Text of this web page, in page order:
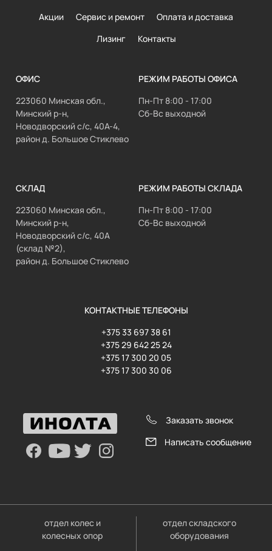
Акции Сервис и ремонт
Оплата и доставка
Лизинг
Контакты
ОФИС
223060 Минская обл.,
Минский р-н,
Новодворский с/с, 40А-4,
район д. Большое Стиклево
РЕЖИМ РАБОТЫ ОФИСА
Пн-Пт 8:00 - 17:00
Сб-Вс выходной
СКЛАД
223060 Минская обл.,
Минский р-н,
Новодворский с/с, 40А
(склад №2),
район д. Большое Стиклево
РЕЖИМ РАБОТЫ СКЛАДА
Пн-Пт 8:00 - 17:00
Сб-Вс выходной
КОНТАКТНЫЕ ТЕЛЕФОНЫ
+375 33 697 38 61
+375 29 642 25 24
+375 17 300 20 05
+375 17 300 30 06
Заказать звонок
Написать сообщение
отдел колес и
колесных опор
отдел складского
оборудования